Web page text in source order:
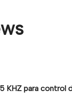
KHZ para control